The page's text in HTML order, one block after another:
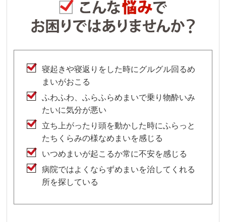
寝起きや寝返りをした時にグルグル回るめ
まいがおこる
ふわふわ、ふらふらめまいで乗り物酔いみ
たいに気分が悪い
立ち上がったり頭を動かした時にふらっと
たちくらみの様なめまいを感じる
いつめまいが起こるか常に不安を感じる
病院ではよくならずめまいを治してくれる
所を探している